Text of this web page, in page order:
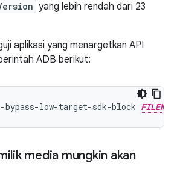
yang lebih rendah dari 23
aplikasi yang menargetkan API
ADB berikut:
low-target-sdk-block
media mungkin akan